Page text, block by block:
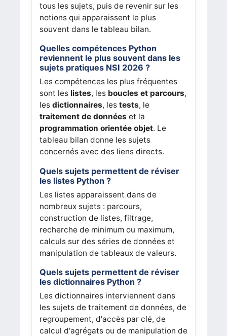
tous les sujets, puis de revenir sur les
notions qui apparaissent le plus
souvent dans le tableau bilan.
Quelles compétences Python
reviennent le plus souvent dans les
sujets pratiques NSI 2026 ?
Les compétences les plus fréquentes
sont les listes, les boucles et parcours,
les dictionnaires, les tests, le
traitement de données et la
programmation orientée objet. Le
tableau bilan donne les sujets
concernés avec des liens directs.
Quels sujets permettent de réviser
les listes Python ?
Les listes apparaissent dans de
nombreux sujets : parcours,
construction de listes, filtrage,
recherche de minimum ou maximum,
calculs sur des séries de données et
manipulation de tableaux de valeurs.
Quels sujets permettent de réviser
les dictionnaires Python ?
Les dictionnaires interviennent dans
les sujets de traitement de données, de
regroupement, d'accès par clé, de
calcul d'agrégats ou de manipulation de